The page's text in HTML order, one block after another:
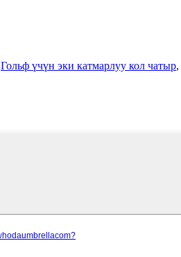
Гольф үчүн эки катмарлуу кол чатыр,